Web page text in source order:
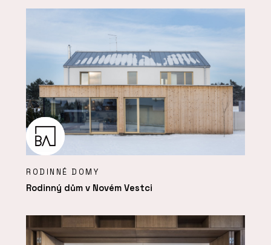
RODINNÉ DOMY
Rodinný dům v Novém Vestci